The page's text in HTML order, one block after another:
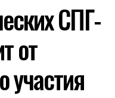
СПГ-
от
участия